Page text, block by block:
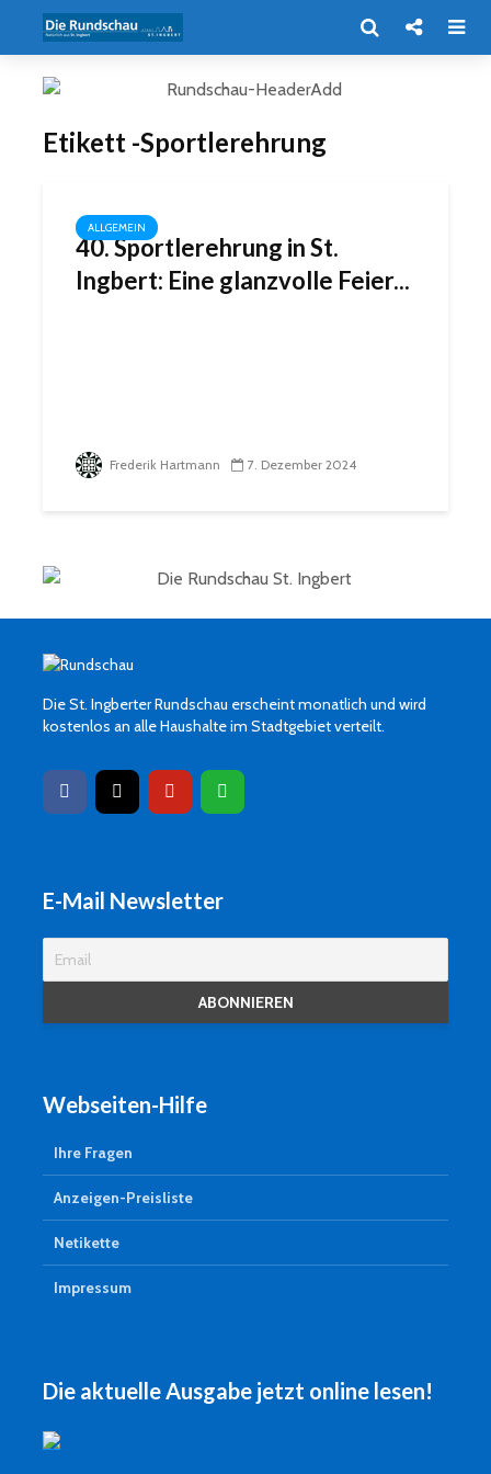
Etikett -Sportlerehrung
ALLGEMEIN
40. Sportlerehrung in St.
Ingbert: Eine glanzvolle Feier...
Frederik Hartmann 7. Dezember 2024
Die St. Ingberter Rundschau erscheint monatlich und wird
kostenlos an alle Haushalte im Stadtgebiet verteilt.
E-Mail Newsletter
Webseiten-Hilfe
Ihre Fragen
Anzeigen-Preisliste
Netikette
Impressum
Die aktuelle Ausgabe jetzt online lesen!